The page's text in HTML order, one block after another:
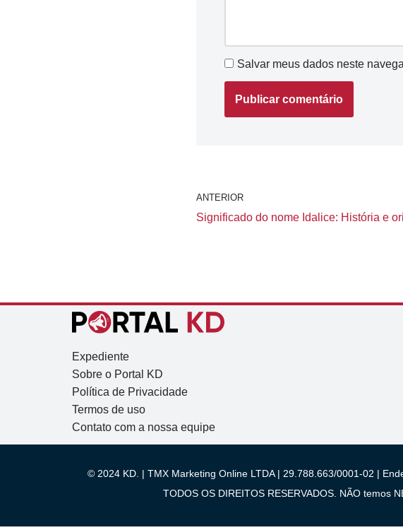
Salvar meus dados neste
ANTERIOR
Significado do nome Idalice: História e
Expediente
Sobre o Portal KD
Política de Privacidade
Termos de uso
Contato com a nossa equipe
© 2024 KD. | TMX Marketing Online LTDA | 29.788.663/0001-02 |
TODOS OS DIREITOS RESERVADOS. NÃO temos